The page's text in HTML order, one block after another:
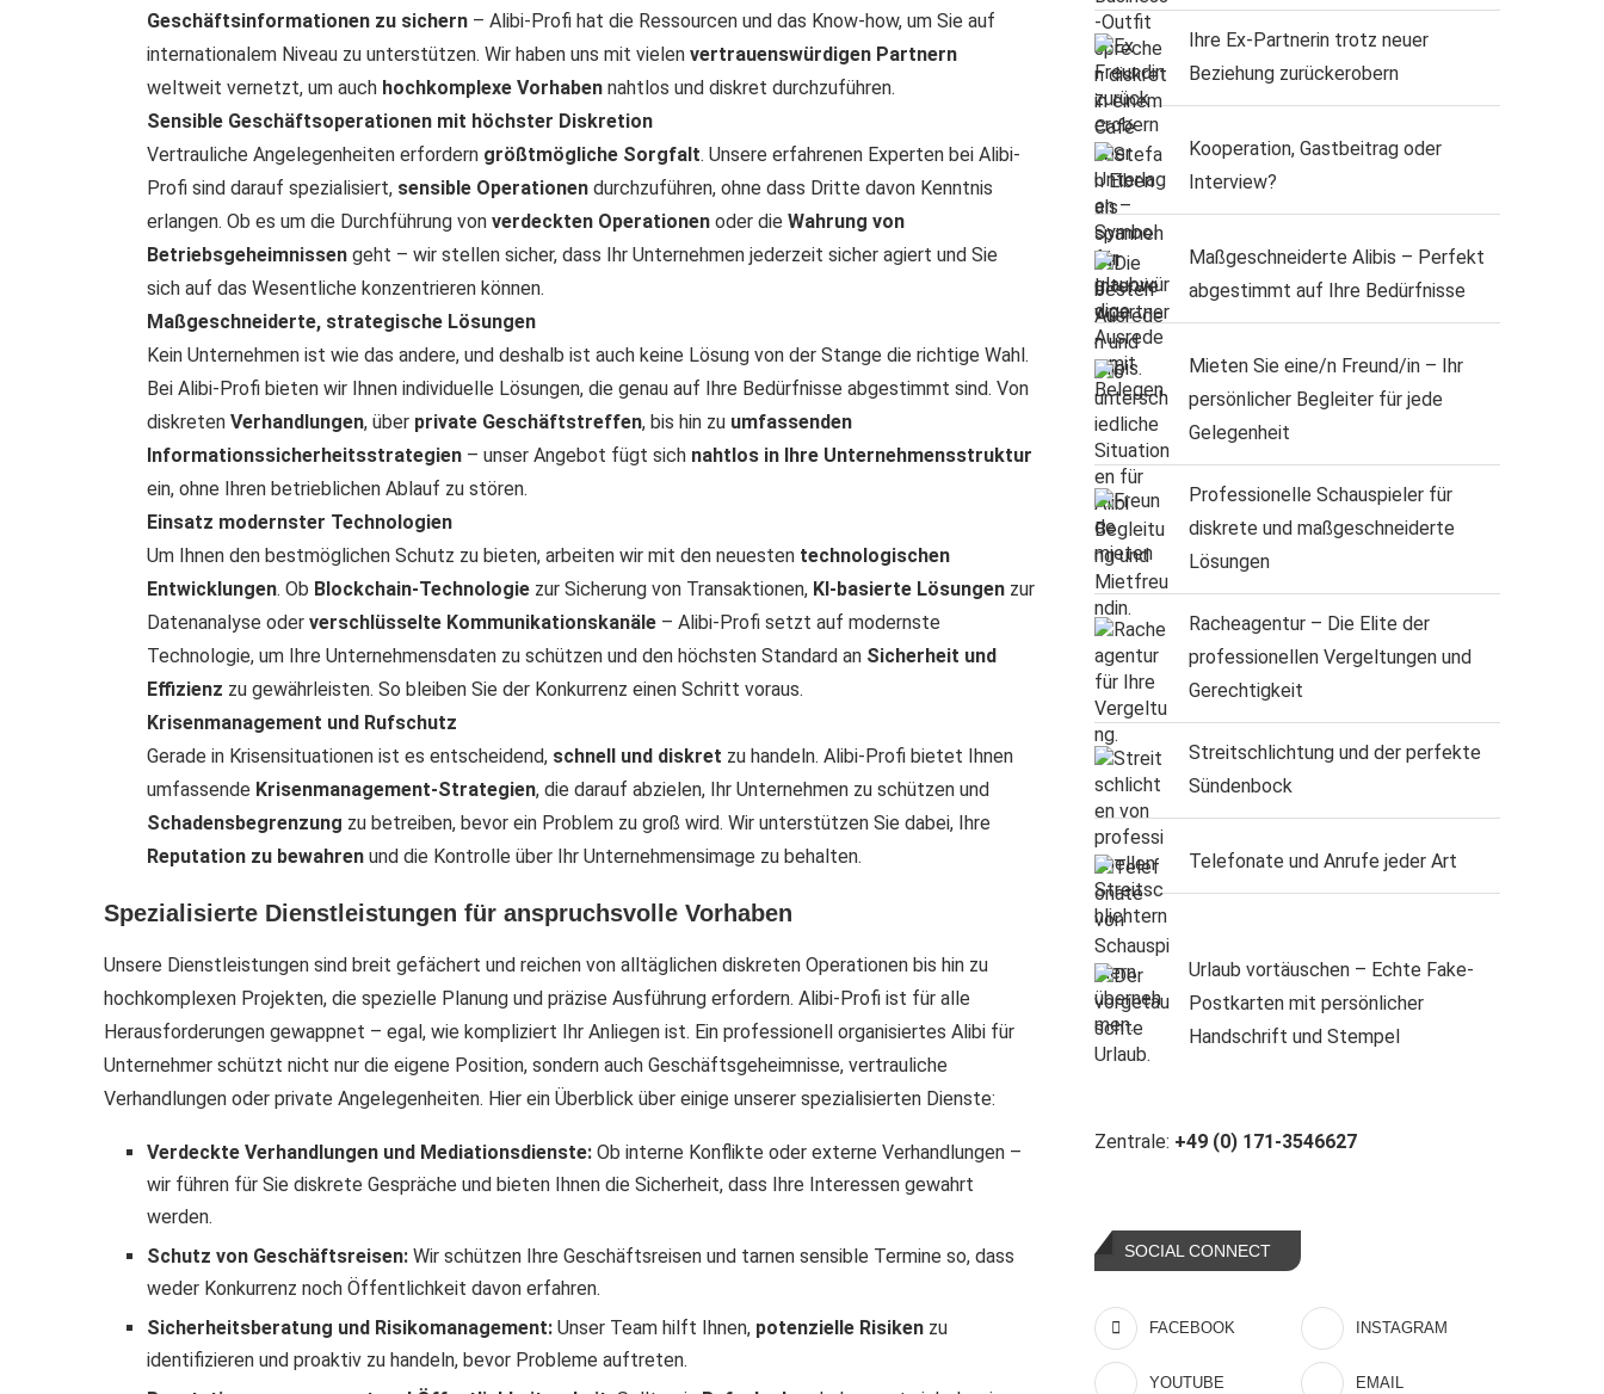
Geschäftsinformationen zu sichern – Alibi-Profi hat die Ressourcen und das Know-how, um Sie auf
internationalem Niveau zu unterstützen. Wir haben uns mit vielen vertrauenswürdigen Partnern
weltweit vernetzt, um auch hochkomplexe Vorhaben nahtlos und diskret durchzuführen.
Sensible Geschäftsoperationen mit höchster Diskretion
Vertrauliche Angelegenheiten erfordern größtmögliche Sorgfalt. Unsere erfahrenen Experten bei Alibi-
Profi sind darauf spezialisiert, sensible Operationen durchzuführen, ohne dass Dritte davon Kenntnis
erlangen. Ob es um die Durchführung von verdeckten Operationen oder die Wahrung von
Betriebsgeheimnissen geht – wir stellen sicher, dass Ihr Unternehmen jederzeit sicher agiert und Sie
sich auf das Wesentliche konzentrieren können.
Maßgeschneiderte, strategische Lösungen
Kein Unternehmen ist wie das andere, und deshalb ist auch keine Lösung von der Stange die richtige Wahl.
Bei Alibi-Profi bieten wir Ihnen individuelle Lösungen, die genau auf Ihre Bedürfnisse abgestimmt sind. Von
diskreten Verhandlungen, über private Geschäftstreffen, bis hin zu umfassenden
Informationssicherheitsstrategien – unser Angebot fügt sich nahtlos in Ihre Unternehmensstruktur
ein, ohne Ihren betrieblichen Ablauf zu stören.
Einsatz modernster Technologien
Um Ihnen den bestmöglichen Schutz zu bieten, arbeiten wir mit den neuesten technologischen
Entwicklungen. Ob Blockchain-Technologie zur Sicherung von Transaktionen, KI-basierte Lösungen zur
Datenanalyse oder verschlüsselte Kommunikationskanäle – Alibi-Profi setzt auf modernste
Technologie, um Ihre Unternehmensdaten zu schützen und den höchsten Standard an Sicherheit und
Effizienz zu gewährleisten. So bleiben Sie der Konkurrenz einen Schritt voraus.
Krisenmanagement und Rufschutz
Gerade in Krisensituationen ist es entscheidend, schnell und diskret zu handeln. Alibi-Profi bietet Ihnen
umfassende Krisenmanagement-Strategien, die darauf abzielen, Ihr Unternehmen zu schützen und
Schadensbegrenzung zu betreiben, bevor ein Problem zu groß wird. Wir unterstützen Sie dabei, Ihre
Reputation zu bewahren und die Kontrolle über Ihr Unternehmensimage zu behalten.
Spezialisierte Dienstleistungen für anspruchsvolle Vorhaben
Unsere Dienstleistungen sind breit gefächert und reichen von alltäglichen diskreten Operationen bis hin zu
hochkomplexen Projekten, die spezielle Planung und präzise Ausführung erfordern. Alibi-Profi ist für alle
Herausforderungen gewappnet – egal, wie kompliziert Ihr Anliegen ist. Ein professionell organisiertes Alibi für
Unternehmer schützt nicht nur die eigene Position, sondern auch Geschäftsgeheimnisse, vertrauliche
Verhandlungen oder private Angelegenheiten. Hier ein Überblick über einige unserer spezialisierten Dienste:
Verdeckte Verhandlungen und Mediationsdienste: Ob interne Konflikte oder externe Verhandlungen –
wir führen für Sie diskrete Gespräche und bieten Ihnen die Sicherheit, dass Ihre Interessen gewahrt
werden.
Schutz von Geschäftsreisen: Wir schützen Ihre Geschäftsreisen und tarnen sensible Termine so, dass
weder Konkurrenz noch Öffentlichkeit davon erfahren.
Sicherheitsberatung und Risikomanagement: Unser Team hilft Ihnen, potenzielle Risiken zu
identifizieren und proaktiv zu handeln, bevor Probleme auftreten.
Ihre Ex-Partnerin trotz neuer
Beziehung zurückerobern
Kooperation, Gastbeitrag oder
Interview?
Maßgeschneiderte Alibis – Perfekt
abgestimmt auf Ihre Bedürfnisse
Mieten Sie eine/n Freund/in – Ihr
persönlicher Begleiter für jede
Gelegenheit
Professionelle Schauspieler für
diskrete und maßgeschneiderte
Lösungen
Racheagentur – Die Elite der
professionellen Vergeltungen und
Gerechtigkeit
Streitschlichtung und der perfekte
Sündenbock
Telefonate und Anrufe jeder Art
Urlaub vortäuschen – Echte Fake-
Postkarten mit persönlicher
Handschrift und Stempel
Zentrale: +49 (0) 171-3546627
SOCIAL CONNECT
FACEBOOK INSTAGRAM
YOUTUBE EMAIL